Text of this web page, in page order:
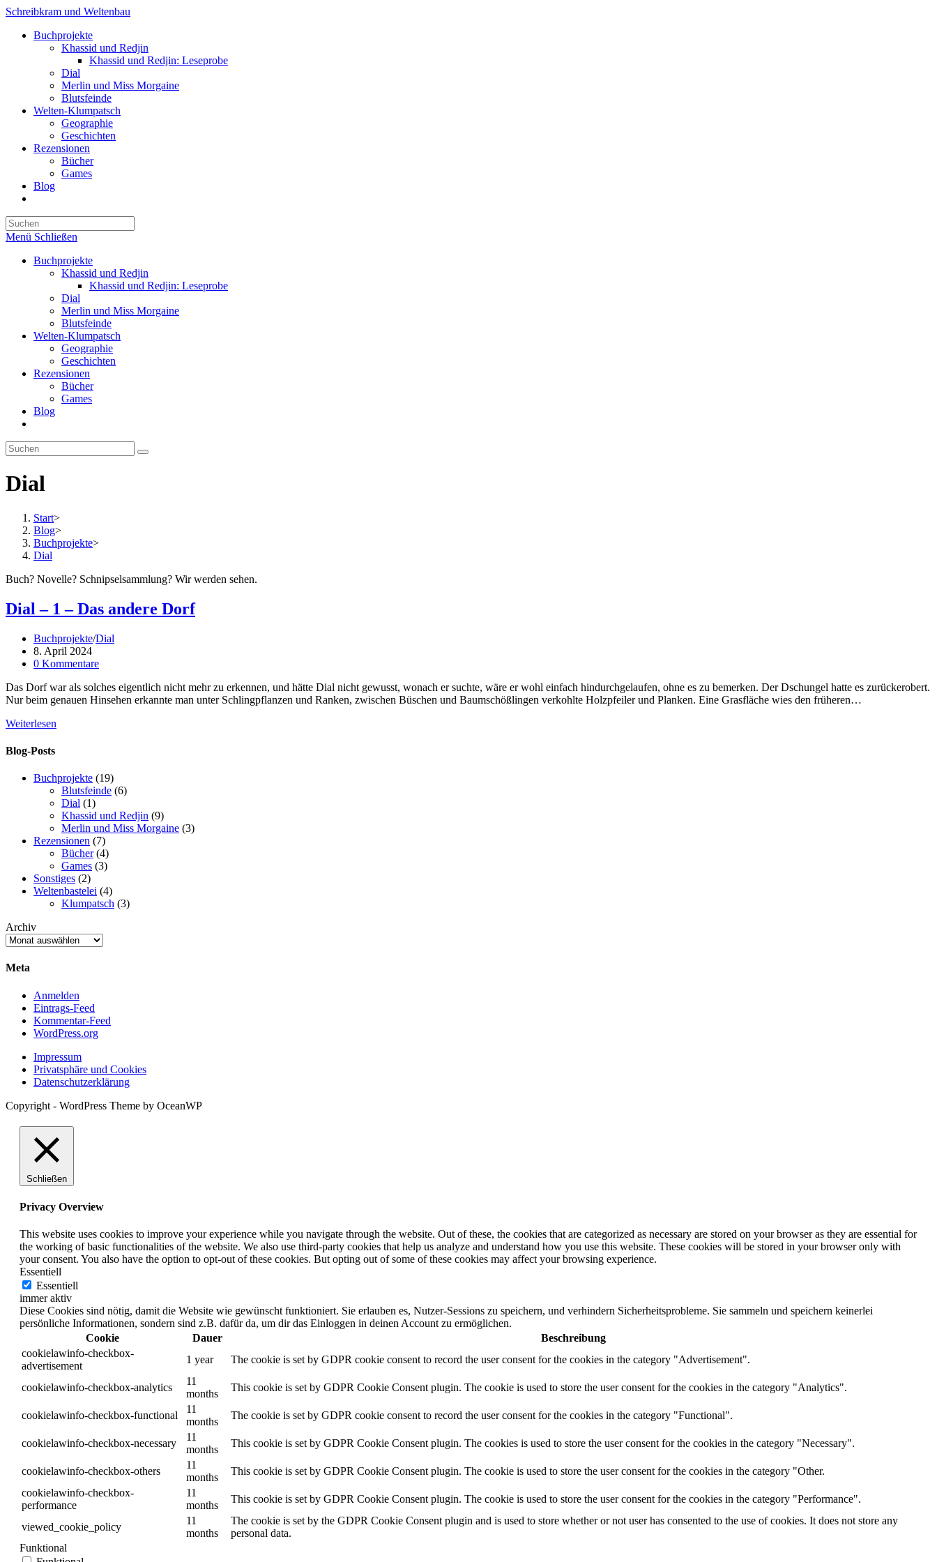
Zum
springen
Schreibkram und Weltenbau
Buchprojekte
Khassid und Redjin
Khassid und Redjin: Leseprobe
Dial
Merlin und Miss Morgaine
Blutsfeinde
Welten-Klumpatsch
Geographie
Geschichten
Rezensionen
Bücher
Games
Blog
umschalten
Escape
the
search
Menü Schließen
Buchprojekte
Khassid und Redjin
Khassid und Redjin: Leseprobe
Dial
Merlin und Miss Morgaine
Blutsfeinde
Welten-Klumpatsch
Geographie
Geschichten
Rezensionen
Bücher
Games
Blog
umschalten
Diese
Website
Dial
Start>
Blog>
Buchprojekte>
Dial
Buch? Novelle? Schnipselsammlung? Wir werden sehen.
Dial – 1 – Das andere Dorf
Beitrags-
Kategorie:
Buchprojekte/Dial
Beitrag
veröffentlicht:
8. April 2024
Beitrags-
0 Kommentare
Das Dorf war als solches eigentlich nicht mehr zu erkennen, und hätte Dial nicht gewusst, wonach er suchte, wäre er wohl einfach hindurchgelaufen, ohne es zu bemerken. Der Dschungel hatte es zurückerobert.
Nur beim genauen Hinsehen erkannte man unter Schlingpflanzen und Ranken, zwischen Büschen und Baumschößlingen verkohlte Holzpfeiler und Planken. Eine Grasfläche wies den früheren…
Weiterlesen
Das
andere
Dorf
Blog-Posts
Buchprojekte (19)
Blutsfeinde (6)
Dial (1)
Khassid und Redjin (9)
Merlin und Miss Morgaine (3)
Rezensionen (7)
Bücher (4)
Games (3)
Sonstiges (2)
Weltenbastelei (4)
Klumpatsch (3)
Archiv
Meta
Anmelden
Eintrags-Feed
Kommentar-Feed
WordPress.org
Impressum
Privatsphäre und Cookies
Datenschutzerklärung
Copyright - WordPress Theme by OceanWP
Schließen
Privacy Overview
This website uses cookies to improve your experience while you navigate through the website. Out of these, the cookies that are categorized as necessary are stored on your browser as they are essential for
the working of basic functionalities of the website. We also use third-party cookies that help us analyze and understand how you use this website. These cookies will be stored in your browser only with
your consent. You also have the option to opt-out of these cookies. But opting out of some of these cookies may affect your browsing experience.
Essentiell
Essentiell
immer aktiv
Diese Cookies sind nötig, damit die Website wie gewünscht funktioniert. Sie erlauben es, Nutzer-Sessions zu speichern, und verhindern Sicherheitsprobleme. Sie sammeln und speichern keinerlei
persönliche Informationen, sondern sind z.B. dafür da, um dir das Einloggen in deinen Account zu ermöglichen.
Cookie
Dauer
Beschreibung
cookielawinfo-checkbox-
advertisement
1 year The cookie is set by GDPR cookie consent to record the user consent for the cookies in the category "Advertisement".
cookielawinfo-checkbox-analytics
11
months
This cookie is set by GDPR Cookie Consent plugin. The cookie is used to store the user consent for the cookies in the category "Analytics".
cookielawinfo-checkbox-functional
11
months
The cookie is set by GDPR cookie consent to record the user consent for the cookies in the category "Functional".
cookielawinfo-checkbox-necessary
11
months
This cookie is set by GDPR Cookie Consent plugin. The cookies is used to store the user consent for the cookies in the category "Necessary".
cookielawinfo-checkbox-others
11
months
This cookie is set by GDPR Cookie Consent plugin. The cookie is used to store the user consent for the cookies in the category "Other.
cookielawinfo-checkbox-
performance
11
months
This cookie is set by GDPR Cookie Consent plugin. The cookie is used to store the user consent for the cookies in the category "Performance".
viewed_cookie_policy
11
months
The cookie is set by the GDPR Cookie Consent plugin and is used to store whether or not user has consented to the use of cookies. It does not store any
personal data.
Funktional